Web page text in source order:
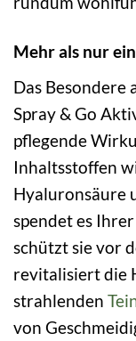
Mehr als nur
Das Besondere
Spray & Go
pflegende
Inhaltsstoffen
Hyaluronsäure
spendet es
schützt sie vor
revitalisiert die
strahlenden
von